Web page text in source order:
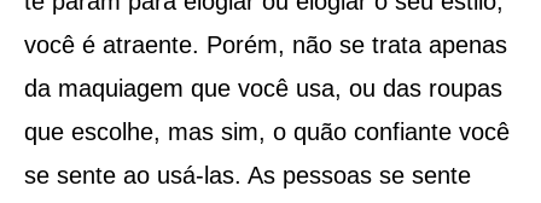
você é atraente. Porém, não se trata apenas
da maquiagem que você usa, ou das roupas
que escolhe, mas sim, o quão confiante você
se sente ao usá-las. As pessoas se sente